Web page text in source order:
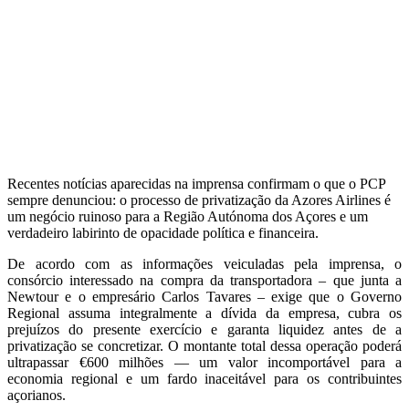
Recentes notícias aparecidas na imprensa confirmam o que o PCP
sempre denunciou: o processo de privatização da Azores Airlines é
um negócio ruinoso para a Região Autónoma dos Açores e um
verdadeiro labirinto de opacidade política e financeira.
De acordo com as informações veiculadas pela imprensa, o
consórcio interessado na compra da transportadora – que junta a
Newtour e o empresário Carlos Tavares – exige que o Governo
Regional assuma integralmente a dívida da empresa, cubra os
prejuízos do presente exercício e garanta liquidez antes de a
privatização se concretizar. O montante total dessa operação poderá
ultrapassar €600 milhões — um valor incomportável para a
economia regional e um fardo inaceitável para os contribuintes
açorianos.